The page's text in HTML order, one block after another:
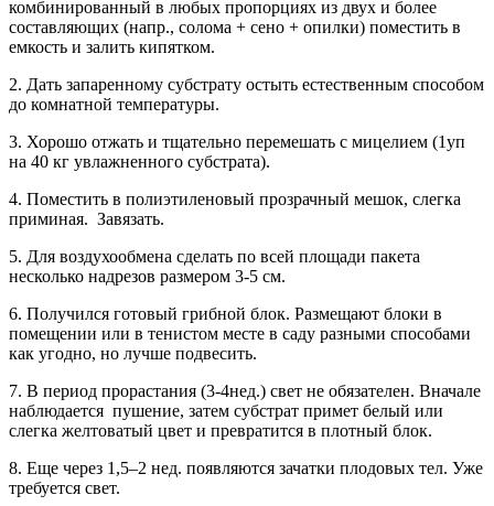
комбинированный в любых пропорциях из двух и более
составляющих (напр., солома + сено + опилки) поместить в
емкость и залить кипятком.
2. Дать запаренному субстрату остыть естественным способом
до комнатной температуры.
3. Хорошо отжать и тщательно перемешать с мицелием (1уп
на 40 кг увлажненного субстрата).
4. Поместить в полиэтиленовый прозрачный мешок, слегка
приминая. Завязать.
5. Для воздухообмена сделать по всей площади пакета
несколько надрезов размером 3-5 см.
6. Получился готовый грибной блок. Размещают блоки в
помещении или в тенистом месте в саду разными способами
как угодно, но лучше подвесить.
7. В период прорастания (3-4нед.) свет не обязателен. Вначале
наблюдается пушение, затем субстрат примет белый или
слегка желтоватый цвет и превратится в плотный блок.
8. Еще через 1,5–2 нед. появляются зачатки плодовых тел. Уже
требуется свет.